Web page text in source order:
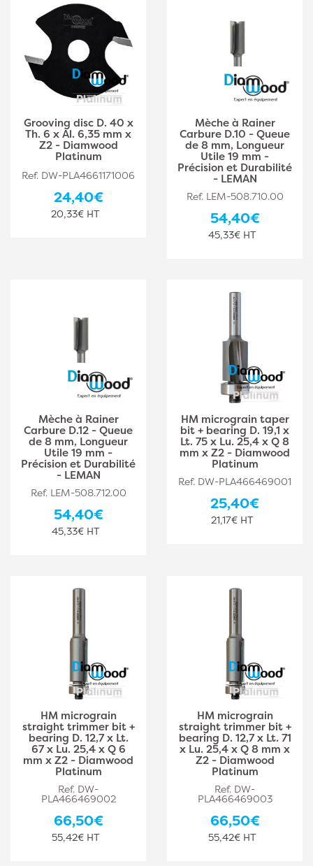
Grooving disc D. 40 x
Th. 6 x Al. 6,35 mm x
Z2 - Diamwood
Platinum
Ref. DW-PLA4661171006
24,40€
20,33€ HT
Mèche à Rainer
Carbure D.10 - Queue
de 8 mm, Longueur
Utile 19 mm -
Précision et Durabilité
- LEMAN
Ref. LEM-508.710.00
54,40€
45,33€ HT
Mèche à Rainer
Carbure D.12 - Queue
de 8 mm, Longueur
Utile 19 mm -
Précision et Durabilité
- LEMAN
Ref. LEM-508.712.00
54,40€
45,33€ HT
HM micrograin taper
bit + bearing D. 19,1 x
Lt. 75 x Lu. 25,4 x Q 8
mm x Z2 - Diamwood
Platinum
Ref. DW-PLA466469001
25,40€
21,17€ HT
HM micrograin
straight trimmer bit +
bearing D. 12,7 x Lt.
67 x Lu. 25,4 x Q 6
mm x Z2 - Diamwood
Platinum
Ref. DW-
PLA466469002
66,50€
55,42€ HT
HM micrograin
straight trimmer bit +
bearing D. 12,7 x Lt. 71
x Lu. 25,4 x Q 8 mm x
Z2 - Diamwood
Platinum
Ref. DW-
PLA466469003
66,50€
55,42€ HT